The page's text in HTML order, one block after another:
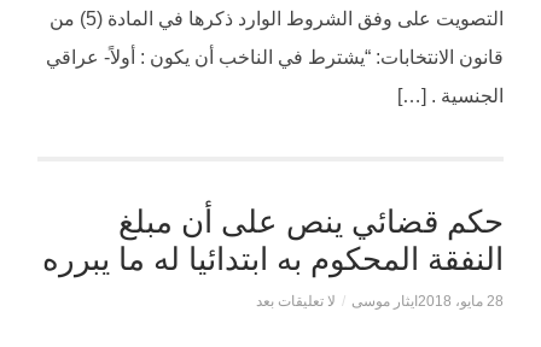
التصويت على وفق الشروط الوارد ذكرها في المادة (5) من
قانون الانتخابات: “يشترط في الناخب أن يكون : أولاً- عراقي
الجنسية . […]
حكم قضائي ينص على أن مبلغ
النفقة المحكوم به ابتدائيا له ما يبرره
28 مايو، 2018 ايثار موسى / لا تعليقات بعد